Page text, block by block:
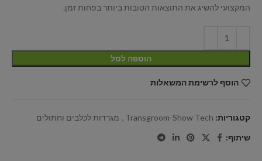
המקצועי להשיג את התוצאות הטובות ביותר בפחות זמן.
הוספה לסל
הוסף לרשימת המשאלות
קטגוריות: Transgroom-Show Tech
, מגרדות לכלבים וחתולים
שיתוף: